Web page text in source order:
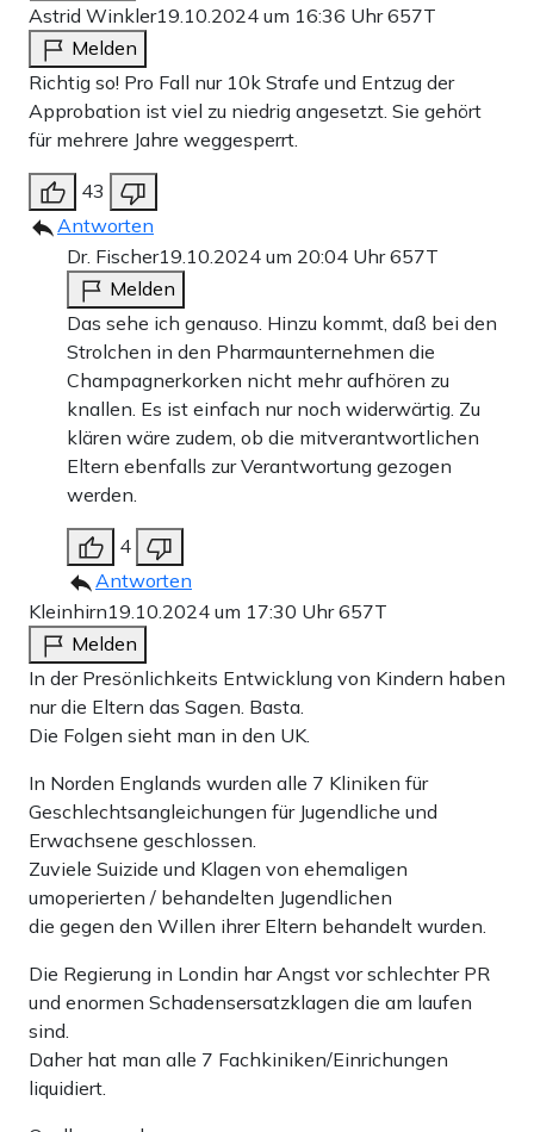
Astrid Winkler19.10.2024 um 16:36 Uhr657T
Melden
Richtig so! Pro Fall nur 10k Strafe und Entzug der
Approbation ist viel zu niedrig angesetzt. Sie gehört
für mehrere Jahre weggesperrt.
43
Antworten
Dr. Fischer19.10.2024 um 20:04 Uhr657T
Melden
Das sehe ich genauso. Hinzu kommt, daß bei den
Strolchen in den Pharmaunternehmen die
Champagnerkorken nicht mehr aufhören zu
knallen. Es ist einfach nur noch widerwärtig. Zu
klären wäre zudem, ob die mitverantwortlichen
Eltern ebenfalls zur Verantwortung gezogen
werden.
4
Antworten
Kleinhirn19.10.2024 um 17:30 Uhr657T
Melden
In der Presönlichkeits Entwicklung von Kindern haben
nur die Eltern das Sagen. Basta.
Die Folgen sieht man in den UK.
In Norden Englands wurden alle 7 Kliniken für
Geschlechtsangleichungen für Jugendliche und
Erwachsene geschlossen.
Zuviele Suizide und Klagen von ehemaligen
umoperierten / behandelten Jugendlichen
die gegen den Willen ihrer Eltern behandelt wurden.
Die Regierung in Londin har Angst vor schlechter PR
und enormen Schadensersatzklagen die am laufen
sind.
Daher hat man alle 7 Fachkiniken/Einrichungen
liquidiert.